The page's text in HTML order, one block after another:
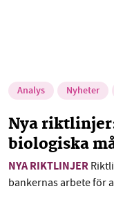
Analys Nyheter
Nya
biologiska
NYA RIKTLINJER
bankernas arbete för